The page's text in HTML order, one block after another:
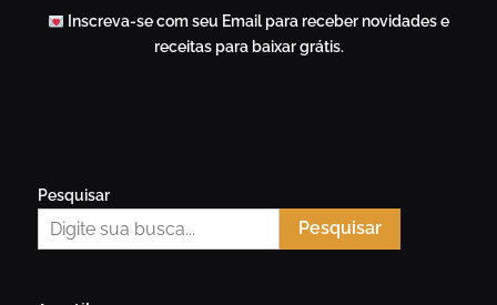
Inscreva-se com seu Email para receber novidades e
receitas para baixar grátis.
Pesquisar
Pesquisar